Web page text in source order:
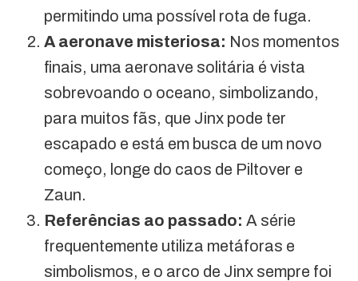
permitindo uma possível rota de fuga.
A aeronave misteriosa: Nos momentos
finais, uma aeronave solitária é vista
sobrevoando o oceano, simbolizando,
para muitos fãs, que Jinx pode ter
escapado e está em busca de um novo
começo, longe do caos de Piltover e
Zaun.
Referências ao passado: A série
frequentemente utiliza metáforas e
simbolismos, e o arco de Jinx sempre foi